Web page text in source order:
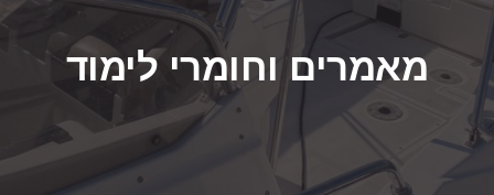
מאמרים וחומרי לימוד